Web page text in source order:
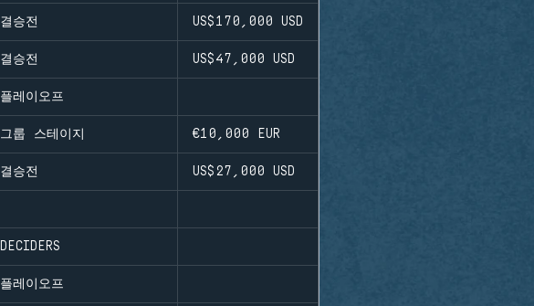
결승전 US$170,000 USD
결승전 US$47,000 USD
플레이오프
그룹 스테이지 €10,000 EUR
결승전 US$27,000 USD
DECIDERS
플레이오프